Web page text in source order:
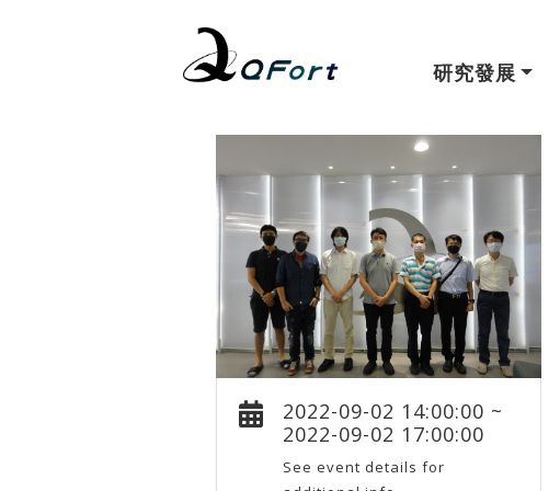
研究發展
2022-09-02 14:00:00 ~
2022-09-02 17:00:00
See event details for